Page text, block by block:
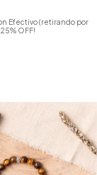
Efectivo (retirando por
OFF!